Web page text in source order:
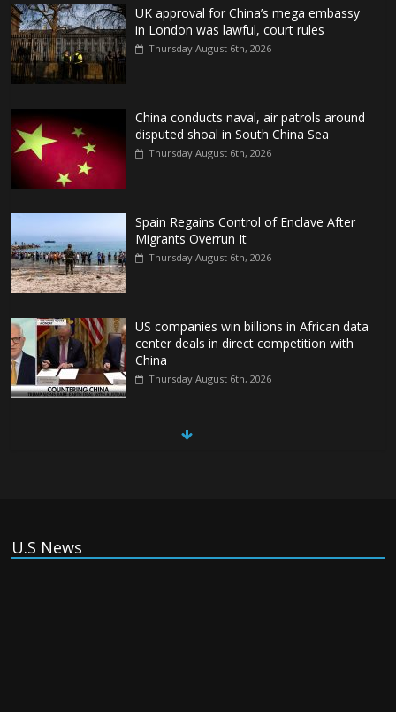
UK approval for China’s mega embassy
in London was lawful, court rules
Thursday August 6th, 2026
China conducts naval, air patrols around
disputed shoal in South China Sea
Thursday August 6th, 2026
Spain Regains Control of Enclave After
Migrants Overrun It
Thursday August 6th, 2026
US companies win billions in African data
center deals in direct competition with
China
Thursday August 6th, 2026
China, Russia, Iran and North Korea
U.S News